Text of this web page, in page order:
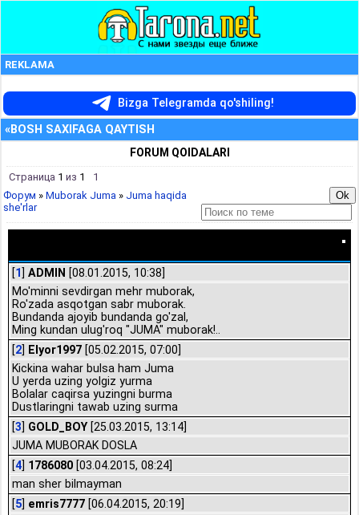
REKLAMA
Bizga Telegramda qo'shiling!
«BOSH SAXIFAGA QAYTISH
FORUM QOIDALARI
Страница 1 из 1
1
Форум » Muborak Juma » Juma haqida
she'rlar
[1] ADMIN [08.01.2015, 10:38]
Mo'minni sevdirgan mehr muborak,
Ro'zada asqotgan sabr muborak.
Bundanda ajoyib bundanda go'zal,
Ming kundan ulug'roq "JUMA" muborak!..
[2] Elyor1997 [05.02.2015, 07:00]
Kickina wahar bulsa ham Juma
U yerda uzing yolgiz yurma
Bolalar caqirsa yuzingni burma
Dustlaringni tawab uzing surma
[3] GOLD_BOY[25.03.2015, 13:14]
JUMA MUBORAK DOSLA
[4] 1786080 [03.04.2015, 08:24]
man sher bilmayman
[5] emris7777 [06.04.2015, 20:19]